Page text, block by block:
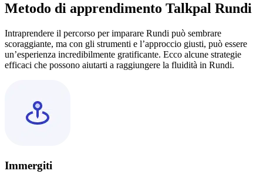
Metodo di apprendimento Talkpal Rundi
Intraprendere il percorso per imparare Rundi può sembrare
scoraggiante, ma con gli strumenti e l’approccio giusti, può essere
un’esperienza incredibilmente gratificante. Ecco alcune strategie
efficaci che possono aiutarti a raggiungere la fluidità in Rundi.
Immergiti